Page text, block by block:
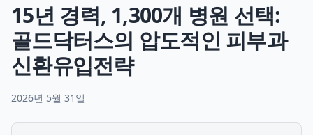
15년 경력, 1,300개 병원 선택:
골드닥터스의 압도적인 피부과
신환유입전략
2026년 5월 31일